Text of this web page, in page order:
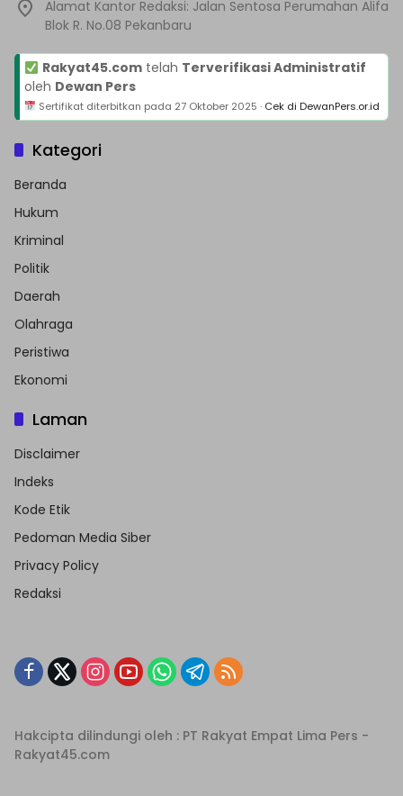
Alamat Kantor Redaksi: Jalan Sentosa Perumahan Alifa
Blok R. No.08 Pekanbaru
Rakyat45.comtelah Terverifikasi Administratif
oleh Dewan Pers
Sertifikat diterbitkan pada 27 Oktober 2025 · Cek di DewanPers.or.id
Kategori
Beranda
Hukum
Kriminal
Politik
Daerah
Olahraga
Peristiwa
Ekonomi
Laman
Disclaimer
Indeks
Kode Etik
Pedoman Media Siber
Privacy Policy
Redaksi
Hakcipta dilindungi oleh : PT Rakyat Empat Lima Pers -
Rakyat45.com